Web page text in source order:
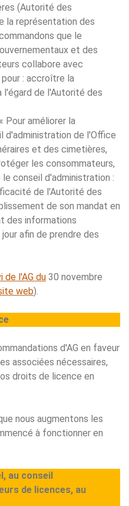
(Autorité des
la représentation des
que le
et des
collabore avec
: accroître la
l'égard de l'Autorité des
« Pour améliorer la
d'administration de l'Office
et des cimetières,
les consommateurs,
conseil d'administration :
de l'Autorité des
de son mandat en
des informations
afin de prendre des
de l'AG du 30 novembre
web).
d'AG en faveur
associées nécessaires,
droits de licence en
nous augmentons les
à fonctionner en
au conseil
de licences, au